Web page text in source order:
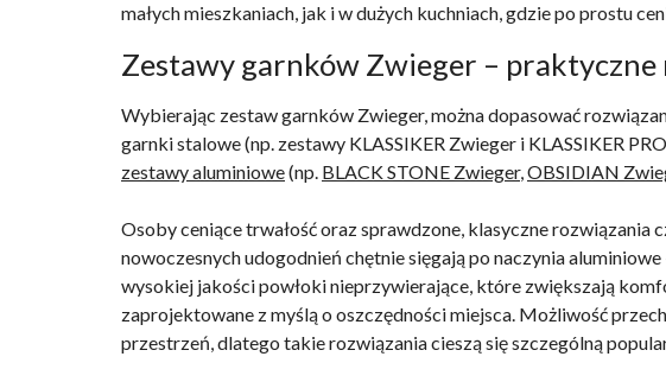
małych mieszkaniach, jak i w dużych kuchniach, gdzie po prostu
Zestawy garnków Zwieger –
Wybierając zestaw garnków Zwieger, można dopasować
garnki stalowe (np. zestawy KLASSIKER Zwieger i KLASSIKER
zestawy aluminiowe(np. BLACK STONE Zwieger,OBSIDIAN
Osoby ceniące trwałość oraz sprawdzone, klasyczne
nowoczesnych udogodnień chętnie sięgają po naczynia
wysokiej jakości powłoki nieprzywierające, które zwiększają
zaprojektowane z myślą o oszczędności miejsca. Możliwość
przestrzeń, dlatego takie rozwiązania cieszą się szczególną